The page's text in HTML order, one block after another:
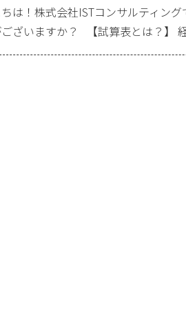
は！株式会社ISTコンサルティン
ございますか？ 【試算表とは？】